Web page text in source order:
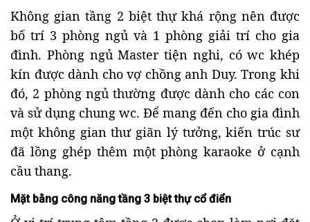
Không gian tầng 2 biệt thự khá rộng nên được
bố trí 3 phòng ngủ và 1 phòng giải trí cho gia
đình. Phòng ngủ Master tiện nghi, có wc khép
kín được dành cho vợ chồng anh Duy. Trong khi
đó, 2 phòng ngủ thường được dành cho các con
và sử dụng chung wc. Để mang đến cho gia đình
một không gian thư giãn lý tưởng, kiến trúc sư
đã lồng ghép thêm một phòng karaoke ở cạnh
cầu thang.
Mặt bằng công năng tầng 3 biệt thự cổ điển